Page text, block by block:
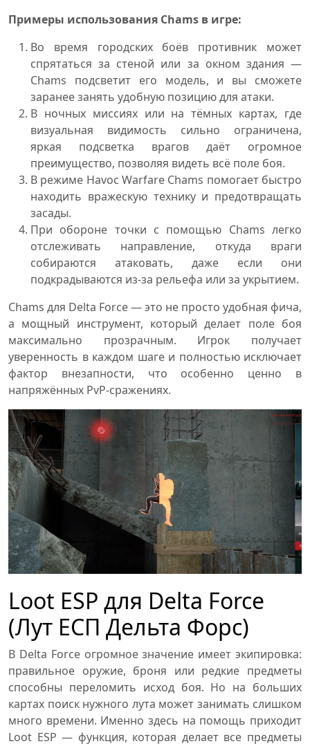
Примеры использования Chams в игре:
Во время городских боёв противник может
спрятаться за стеной или за окном здания —
Chams подсветит его модель, и вы сможете
заранее занять удобную позицию для атаки.
В ночных миссиях или на тёмных картах, где
визуальная видимость сильно ограничена,
яркая подсветка врагов даёт огромное
преимущество, позволяя видеть всё поле боя.
В режиме Havoc Warfare Chams помогает быстро
находить вражескую технику и предотвращать
засады.
При обороне точки с помощью Chams легко
отслеживать направление, откуда враги
собираются атаковать, даже если они
подкрадываются из-за рельефа или за укрытием.
Chams для Delta Force — это не просто удобная фича,
а мощный инструмент, который делает поле боя
максимально прозрачным. Игрок получает
уверенность в каждом шаге и полностью исключает
фактор внезапности, что особенно ценно в
напряжённых PvP-сражениях.
Loot ESP для Delta Force
(Лут ЕСП Дельта Форс)
В Delta Force огромное значение имеет экипировка:
правильное оружие, броня или редкие предметы
способны переломить исход боя. Но на больших
картах поиск нужного лута может занимать слишком
много времени. Именно здесь на помощь приходит
Loot ESP — функция, которая делает все предметы